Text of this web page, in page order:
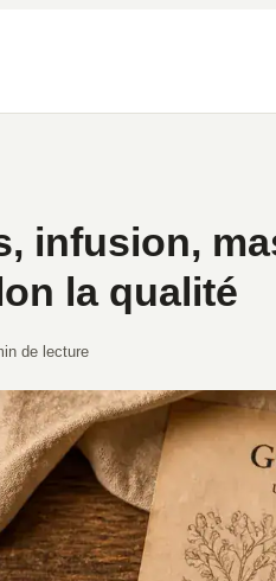
infusion,
la qualité
de lecture